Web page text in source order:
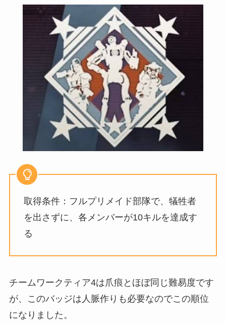
取得条件：フルプリメイド部隊で、犠牲者
を出さずに、各メンバーが10キルを達成す
る
チームワークティア4は爪痕とほぼ同じ難易度です
が、このバッジは人脈作りも必要なのでこの順位
になりました。